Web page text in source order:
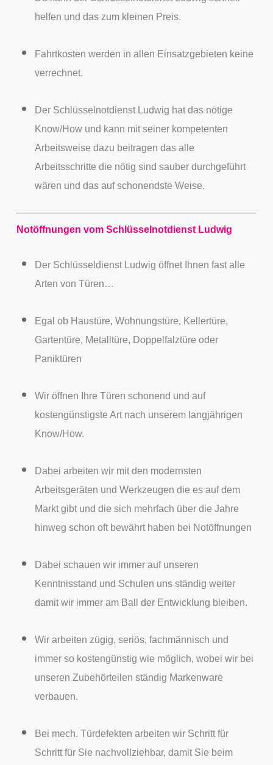
helfen und das zum kleinen Preis.
Fahrtkosten werden in allen Einsatzgebieten keine
verrechnet.
Der Schlüsselnotdienst Ludwig hat das nötige
Know/How und kann mit seiner kompetenten
Arbeitsweise dazu beitragen das alle
Arbeitsschritte die nötig sind sauber durchgeführt
wären und das auf schonendste Weise.
Notöffnungen vom Schlüsselnotdienst Ludwig
Der Schlüsseldienst Ludwig öffnet Ihnen fast alle
Arten von Türen…
Egal ob Haustüre, Wohnungstüre, Kellertüre,
Gartentüre, Metalltüre, Doppelfalztüre oder
Paniktüren
Wir öffnen Ihre Türen schonend und auf
kostengünstigste Art nach unserem langjährigen
Know/How.
Dabei arbeiten wir mit den modernsten
Arbeitsgeräten und Werkzeugen die es auf dem
Markt gibt und die sich mehrfach über die Jahre
hinweg schon oft bewährt haben bei Notöffnungen
Dabei schauen wir immer auf unseren
Kenntnisstand und Schulen uns ständig weiter
damit wir immer am Ball der Entwicklung bleiben.
Wir arbeiten zügig, seriös, fachmännisch und
immer so kostengünstig wie möglich, wobei wir bei
unseren Zubehörteilen ständig Markenware
verbauen.
Bei mech. Türdefekten arbeiten wir Schritt für
Schritt für Sie nachvollziehbar, damit Sie beim